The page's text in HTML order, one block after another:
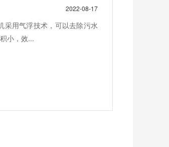
2022-08-17
采用气浮技术，可以去除污水
小，效...